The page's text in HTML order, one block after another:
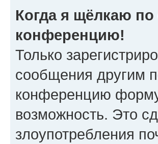
Когда я щёлкаю
конференцию!
Только
сообщения другим
конференцию
возможность. Это
злоупотребления